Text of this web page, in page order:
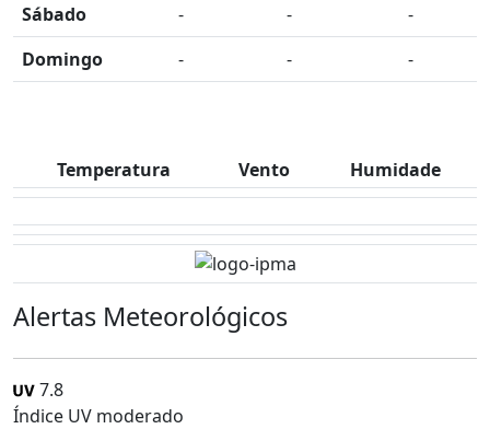
Sábado - -
-
Domingo
- - -
Temperatura Vento Humidade
Alertas Meteorológicos
7.8
Índice UV moderado